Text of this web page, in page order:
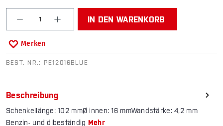
Produkt Anzahl: Gib den gewünschten Wert ein
IN DEN WARENKORB
Merken
BEST.-NR.: PE12016BLUE
Beschreibung
Schenkellänge: 102 mmØ innen: 16 mmWandstärke: 4,2 mm
Benzin- und ölbeständig Mehr